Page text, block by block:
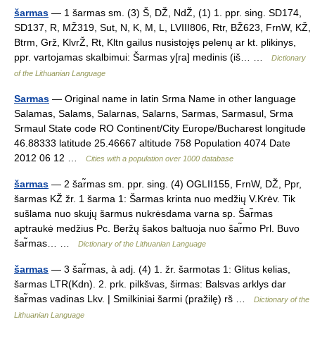
šarmas — 1 šarmas sm. (3) Š, DŽ, NdŽ, (1) 1. ppr. sing. SD174,
SD137, R, MŽ319, Sut, N, K, M, L, LVIII806, Rtr, BŽ623, FrnW, KŽ,
Btrm, Grž, KlvrŽ, Rt, Kltn gailus nusistojęs pelenų ar kt. plikinys,
ppr. vartojamas skalbimui: Šarmas y[ra] medinis (iš… …
Dictionary
of the Lithuanian Language
Sarmas — Original name in latin Srma Name in other language
Salamas, Salams, Salarnas, Salarns, Sarmas, Sarmasul, Srma
Srmaul State code RO Continent/City Europe/Bucharest longitude
46.88333 latitude 25.46667 altitude 758 Population 4074 Date
2012 06 12 …
Cities with a population over 1000 database
šarmas — 2 šar̃mas sm. ppr. sing. (4) OGLII155, FrnW, DŽ, Ppr,
šarmas KŽ žr. 1 šarma 1: Šarmas krinta nuo medžių V.Krėv. Tik
sušlama nuo skujų šarmus nukrėsdama varna sp. Šar̃mas
aptraukė medžius Pc. Beržų šakos baltuoja nuo šar̃mo Prl. Buvo
šar̃mas… …
Dictionary of the Lithuanian Language
šarmas — 3 šar̃mas, à adj. (4) 1. žr. šarmotas 1: Glitus kelias,
šarmas LTR(Kdn). 2. prk. pilkšvas, širmas: Balsvas arklys dar
šar̃mas vadinas Lkv. | Smilkiniai šarmi (pražilę) rš …
Dictionary of the
Lithuanian Language